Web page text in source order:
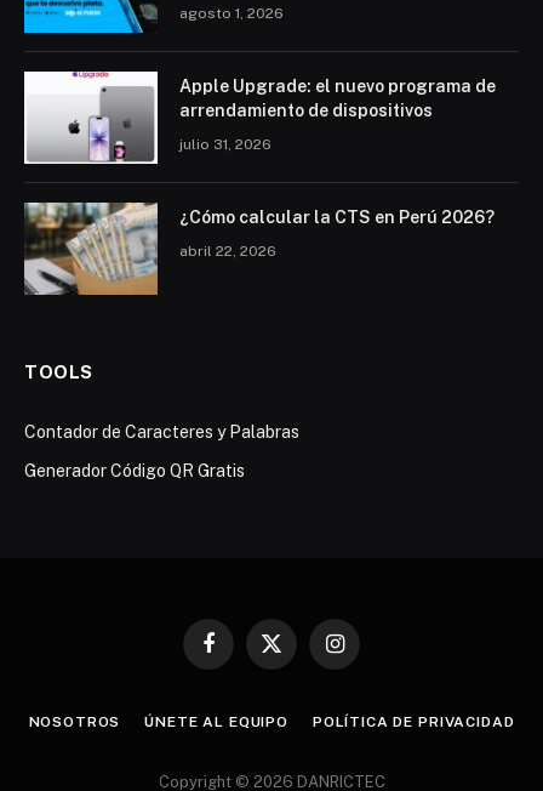
agosto 1, 2026
Apple Upgrade: el nuevo programa de
arrendamiento de dispositivos
julio 31, 2026
¿Cómo calcular la CTS en Perú 2026?
abril 22, 2026
TOOLS
Contador de Caracteres y Palabras
Generador Código QR Gratis
Facebook
X
Instagram
NOSOTROS ÚNETE AL EQUIPO POLÍTICA DE PRIVACIDAD
Copyright © 2026 DANRICTEC